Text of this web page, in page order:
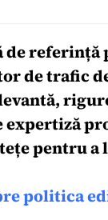
de
de trafic
expertiză
pentru
politica